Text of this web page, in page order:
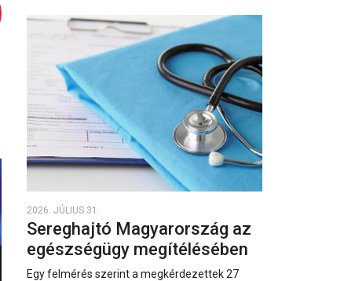
2026. JÚLIUS 31.
Sereghajtó Magyarország az
egészségügy megítélésében
Egy felmérés szerint a megkérdezettek 27